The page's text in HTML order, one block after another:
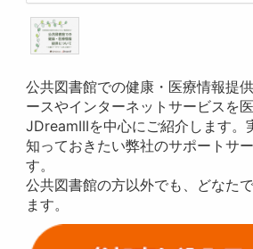
公共図書館での健康・医療情報提
ースやインターネットサービスを医
JDreamIIIを中心にご紹介します。
知っておきたい弊社のサポートサ
す。
公共図書館の方以外でも、どなた
ます。